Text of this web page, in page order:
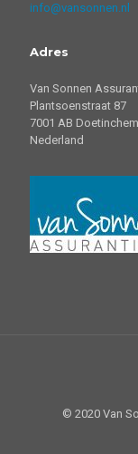
info@vansonnen.nl
Adres
Van Sonnen
Plantsoenstraat 87
7001 AB Doetinchem
Nederland
© 2020 Van